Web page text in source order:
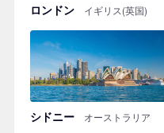
ロンドン イギリス(英国)
シドニー オーストラリア